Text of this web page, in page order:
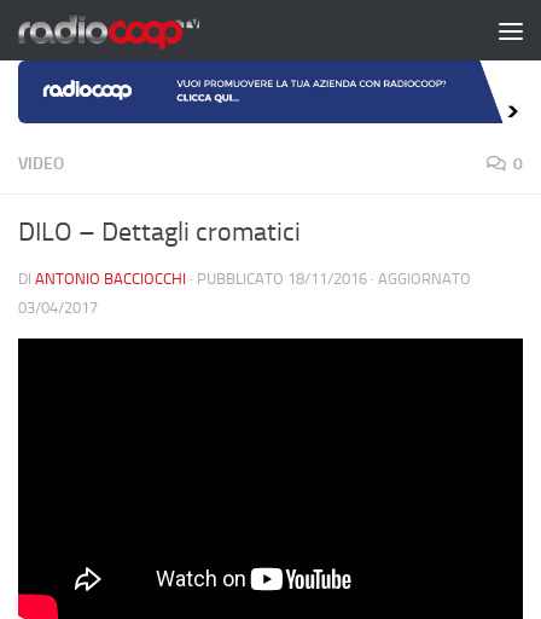
Salta al contenuto
VIDEO 0
DILO – Dettagli cromatici
DI ANTONIO BACCIOCCHI · PUBBLICATO 18/11/2016 · AGGIORNATO
03/04/2017